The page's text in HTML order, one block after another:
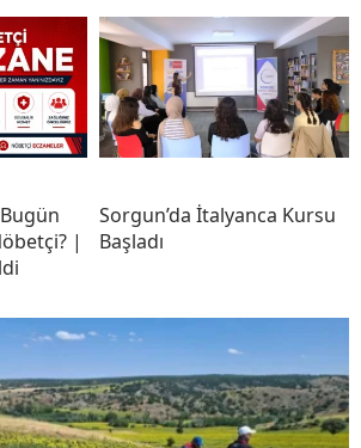
|
Sorgun’da İtalyanca Kursu
Başladı